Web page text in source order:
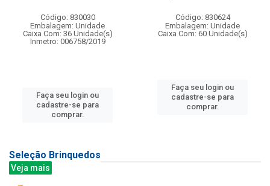
Código: 830030
Embalagem: Unidade
Caixa Com: 36 Unidade(s)
Inmetro: 006758/2019
Faça seu login ou
cadastre-se para
comprar.
Código: 830624
Embalagem: Unidade
Caixa Com: 60 Unidade(s)
Faça seu login ou
cadastre-se para
comprar.
Seleção Brinquedos
Veja mais